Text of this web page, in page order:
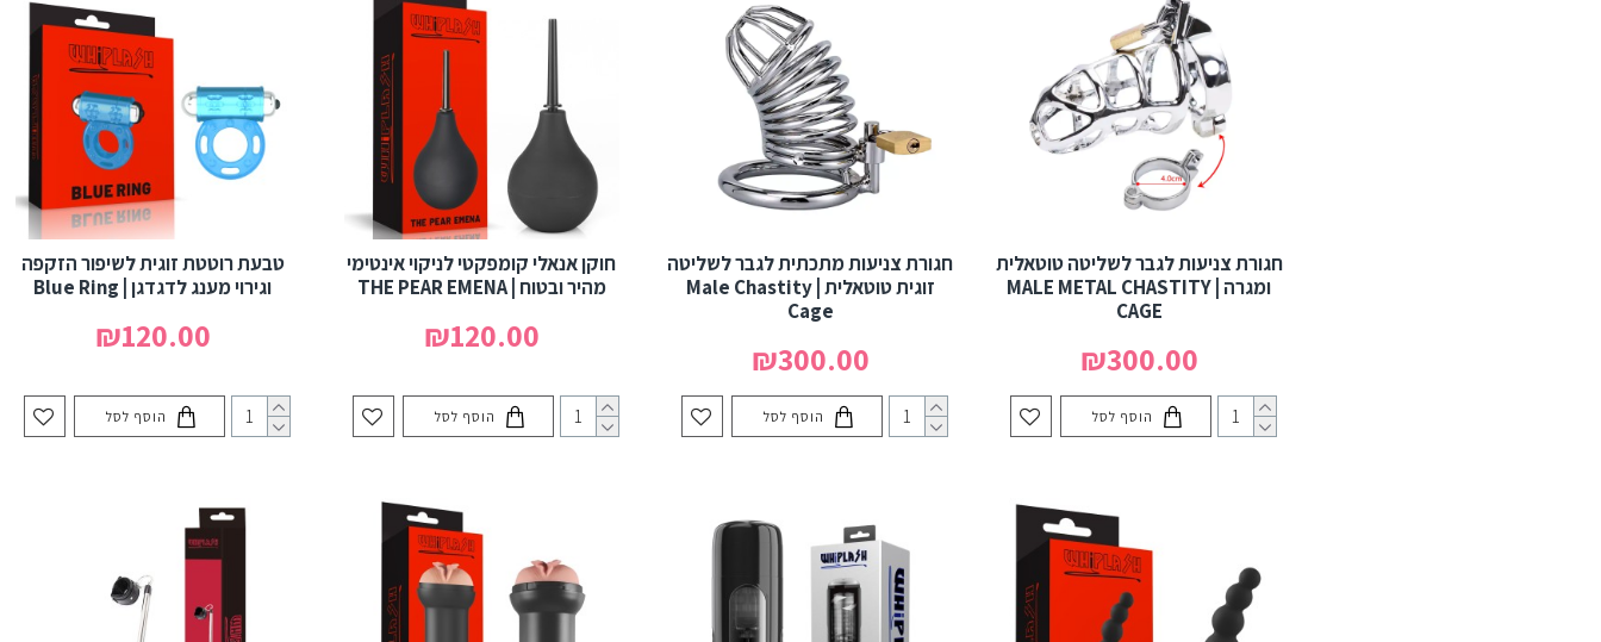
חגורת צניעות לגבר לשליטה טוטאלית
ומגרה | MALE METAL CHASTITY
CAGE
₪300.00
הוסף לסל
חגורת צניעות מתכתית לגבר לשליטה
זוגית טוטאלית | Male Chastity
Cage
₪300.00
הוסף לסל
חוקן אנאלי קומפקטי לניקוי אינטימי
מהיר ובטוח | THE PEAR EMENA
₪120.00
הוסף לסל
טבעת רוטטת זוגית לשיפור הזקפה
וגירוי מענג לדגדגן | Blue Ring
₪120.00
הוסף לסל